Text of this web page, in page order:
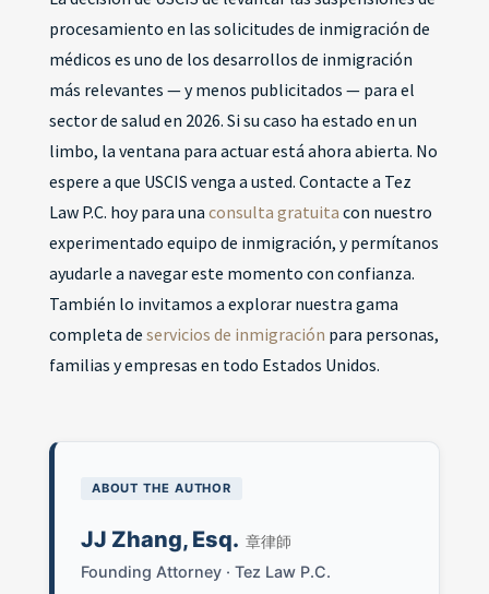
procesamiento en las solicitudes de inmigración de
médicos es uno de los desarrollos de inmigración
más relevantes — y menos publicitados — para el
sector de salud en 2026. Si su caso ha estado en un
limbo, la ventana para actuar está ahora abierta. No
espere a que USCIS venga a usted. Contacte a Tez
Law P.C. hoy para una consulta gratuita con nuestro
experimentado equipo de inmigración, y permítanos
ayudarle a navegar este momento con confianza.
También lo invitamos a explorar nuestra gama
completa de servicios de inmigración para personas,
familias y empresas en todo Estados Unidos.
ABOUT THE AUTHOR
JJ Zhang, Esq. 章律師
Founding Attorney · Tez Law P.C.